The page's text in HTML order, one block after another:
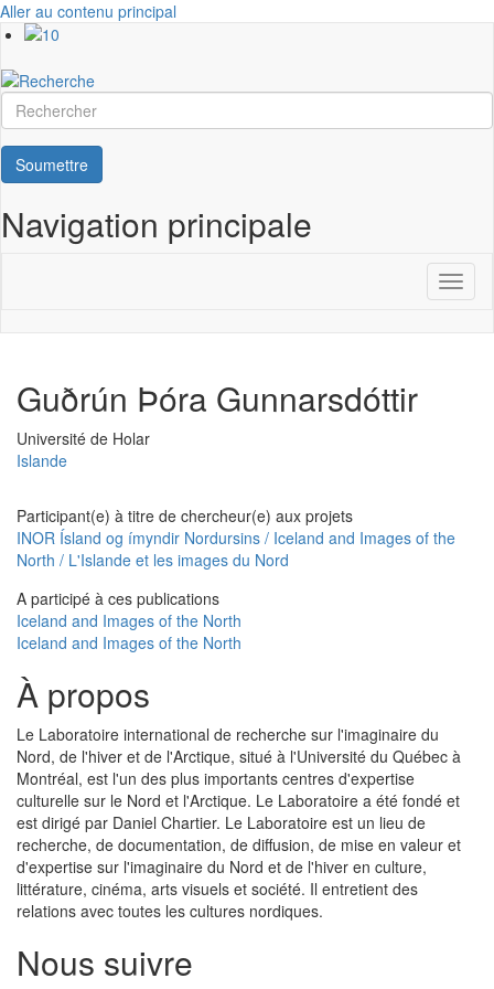
Aller au contenu principal
Rechercher
Soumettre
Navigation principale
Guðrún Þóra Gunnarsdóttir
Université
Université de Holar
Islande
Participant(e) à titre de chercheur(e) aux projets
INOR Ísland og ímyndir Nordursins / Iceland and Images of the
North / L'Islande et les images du Nord
A participé à ces publications
Iceland and Images of the North
Iceland and Images of the North
À propos
Le Laboratoire international de recherche sur l'imaginaire du
Nord, de l'hiver et de l'Arctique, situé à l'Université du Québec à
Montréal, est l'un des plus importants centres d'expertise
culturelle sur le Nord et l'Arctique. Le Laboratoire a été fondé et
est dirigé par Daniel Chartier. Le Laboratoire est un lieu de
recherche, de documentation, de diffusion, de mise en valeur et
d'expertise sur l'imaginaire du Nord et de l'hiver en culture,
littérature, cinéma, arts visuels et société. Il entretient des
relations avec toutes les cultures nordiques.
Nous suivre